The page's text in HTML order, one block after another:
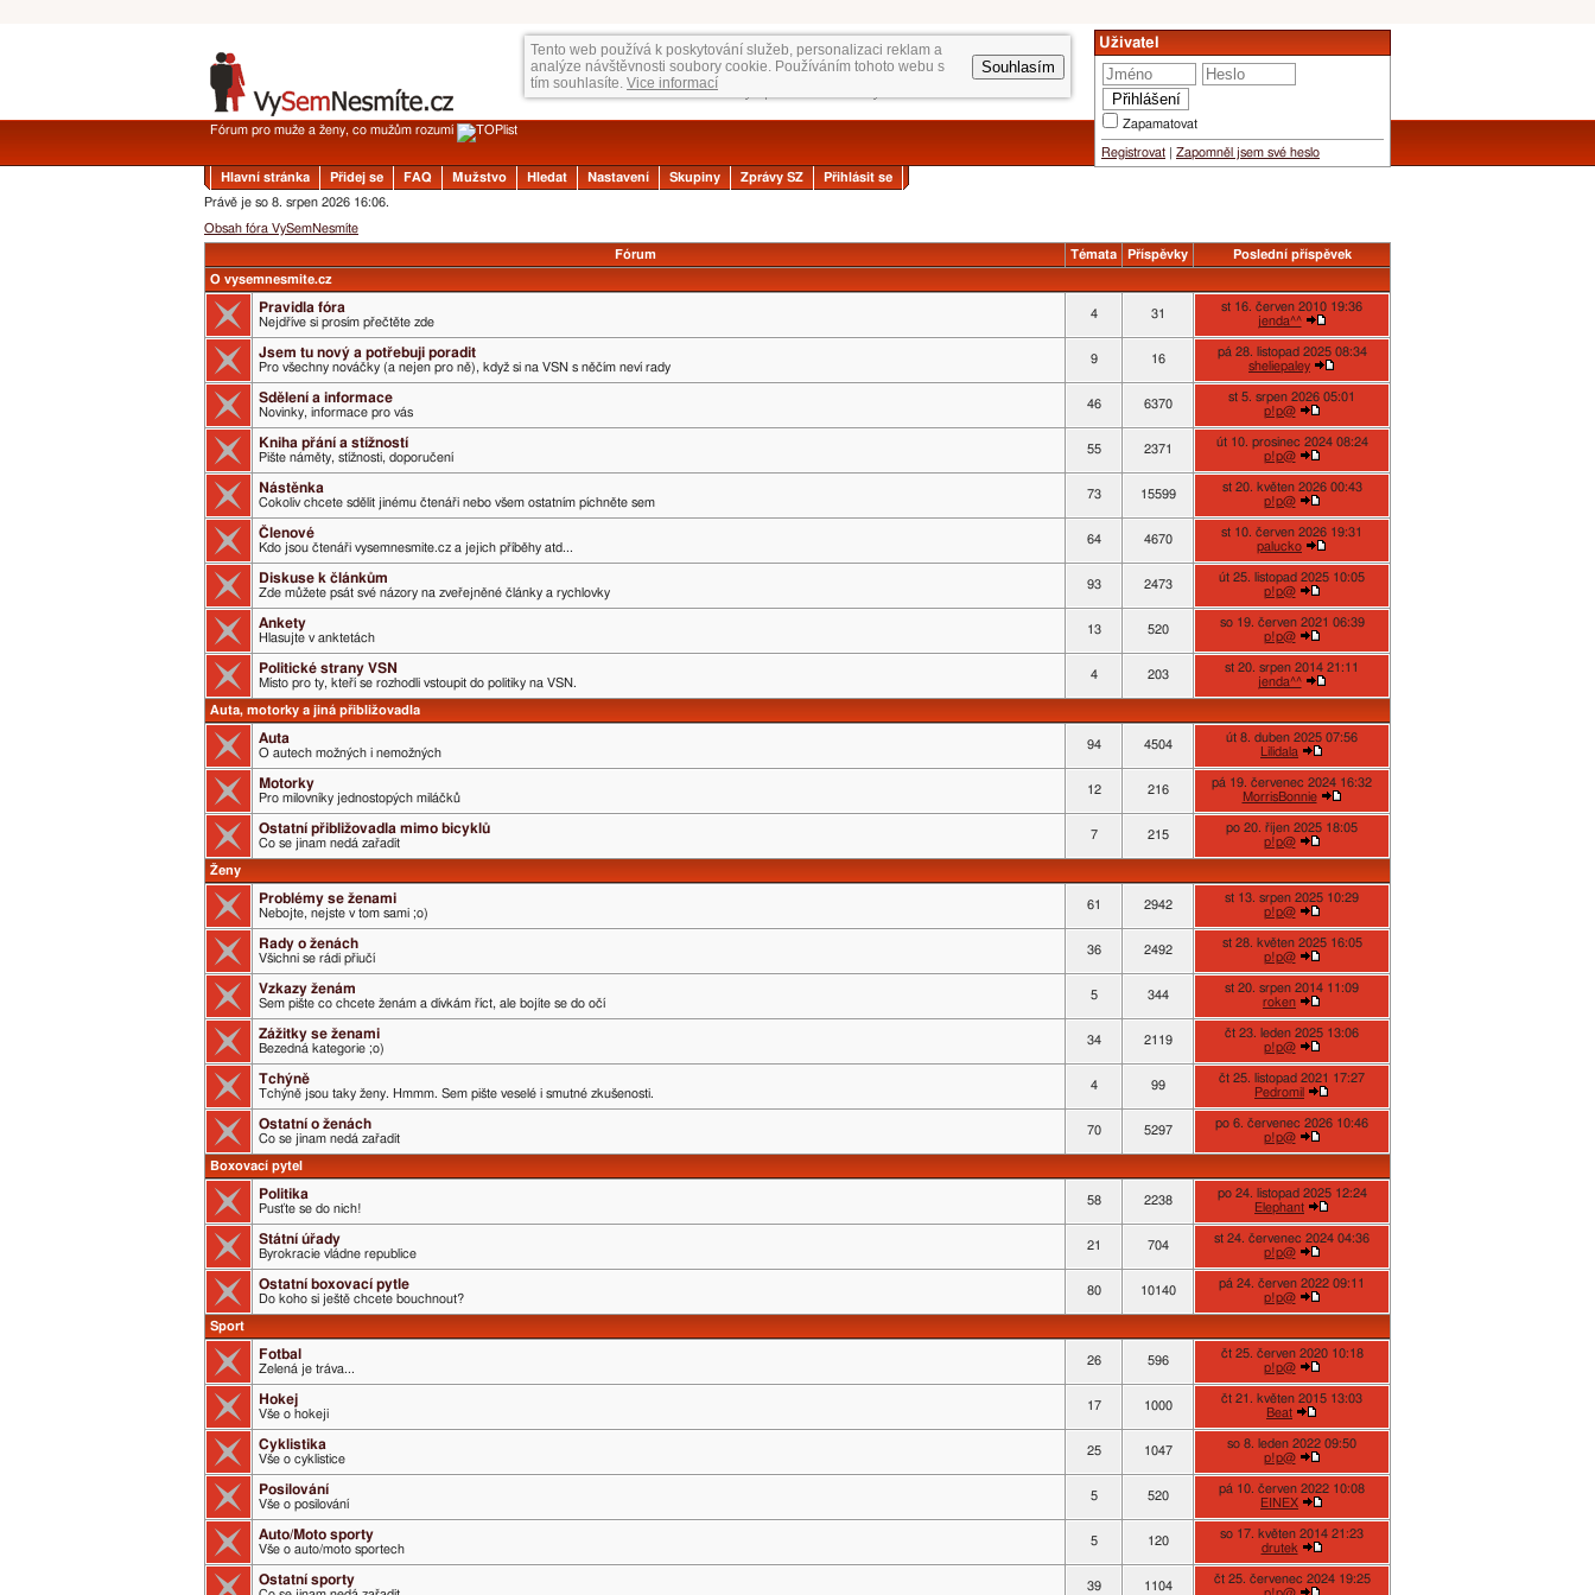
Tento web používá k poskytování služeb, personalizaci reklam a
analýze návštěvnosti soubory cookie. Používáním tohoto webu s
tím souhlasíte. Vice informací
Souhlasím
Uživatel
Zapamatovat
Registrovat Zapomněl jsem své heslo
Fórum pro muže a ženy, co mužům rozumí
Hlavní stránka Přidej se FAQ Mužstvo Hledat Nastavení Skupiny Zprávy SZ
Přihlásit se
Právě je so 8. srpen 2026 16:06.
Obsah fóra VySemNesmíte
Fórum
Témata Příspěvky
Poslední příspěvek
O vysemnesmite.cz
Pravidla fóra
Nejdříve si prosím přečtěte zde
4 31
st 16. červen 2010 19:36
jenda^^
Jsem tu nový a potřebuji poradit
Pro všechny nováčky (a nejen pro ně), když si na VSN s něčím neví rady
9 16
pá 28. listopad 2025 08:34
sheliepaley
Sdělení a informace
Novinky, informace pro vás
46 6370
st 5. srpen 2026 05:01
p!p@
Kniha přání a stížností
Pište náměty, stížnosti, doporučení
55 2371
út 10. prosinec 2024 08:24
p!p@
Nástěnka
Cokoliv chcete sdělit jinému čtenáři nebo všem ostatním píchněte sem
73 15599
st 20. květen 2026 00:43
p!p@
Členové
Kdo jsou čtenáři vysemnesmite.cz a jejich příběhy atd...
64 4670
st 10. červen 2026 19:31
palucko
Diskuse k článkům
Zde můžete psát své názory na zveřejněné články a rychlovky
93 2473
út 25. listopad 2025 10:05
p!p@
Ankety
Hlasujte v anktetách
13 520
so 19. červen 2021 06:39
p!p@
Politické strany VSN
Místo pro ty, kteří se rozhodli vstoupit do politiky na VSN.
4 203
st 20. srpen 2014 21:11
jenda^^
Auta, motorky a jiná přibližovadla
Auta
O autech možných i nemožných
94 4504
út 8. duben 2025 07:56
Lilidala
Motorky
Pro milovníky jednostopých miláčků
12 216
pá 19. červenec 2024 16:32
MorrisBonnie
Ostatní přibližovadla mimo bicyklů
Co se jinam nedá zařadit
7 215
po 20. říjen 2025 18:05
p!p@
Ženy
Problémy se ženami
Nebojte, nejste v tom sami ;o)
61 2942
st 13. srpen 2025 10:29
p!p@
Rady o ženách
Všichni se rádi přiučí
36 2492
st 28. květen 2025 16:05
p!p@
Vzkazy ženám
Sem pište co chcete ženám a dívkám říct, ale bojíte se do očí
5 344
st 20. srpen 2014 11:09
roken
Zážitky se ženami
Bezedná kategorie ;o)
34 2119
čt 23. leden 2025 13:06
p!p@
Tchýně
Tchýně jsou taky ženy. Hmmm. Sem pište veselé i smutné zkušenosti.
4 99
čt 25. listopad 2021 17:27
Pedromil
Ostatní o ženách
Co se jinam nedá zařadit
70 5297
po 6. červenec 2026 10:46
p!p@
Boxovací pytel
Politika
Pusťte se do nich!
58 2238
po 24. listopad 2025 12:24
Elephant
Státní úřady
Byrokracie vládne republice
21 704
st 24. červenec 2024 04:36
p!p@
Ostatní boxovací pytle
Do koho si ještě chcete bouchnout?
80 10140
pá 24. červen 2022 09:11
p!p@
Sport
Fotbal
Zelená je tráva...
26 596
čt 25. červen 2020 10:18
p!p@
Hokej
Vše o hokeji
17 1000
čt 21. květen 2015 13:03
Beat
Cyklistika
Vše o cyklistice
25 1047
so 8. leden 2022 09:50
p!p@
Posilování
Vše o posilování
5 520
pá 10. červen 2022 10:08
EINEX
Auto/Moto sporty
Vše o auto/moto sportech
5 120
so 17. květen 2014 21:23
drutek
Ostatní sporty 39 1104
čt 25. červenec 2024 19:25